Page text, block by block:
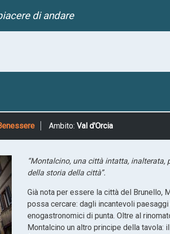
contenuto
di andare
Ambito: Val d'Orcia
“Montalcino, una città intatta,
della
Già nota per essere la città del
possa cercare: dagli incantevoli
enogastronomici di punta. Oltre al
Montalcino un altro principe della tavola: